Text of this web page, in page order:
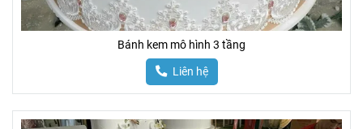
Bánh kem mô hình 3 tầng
Liên hệ